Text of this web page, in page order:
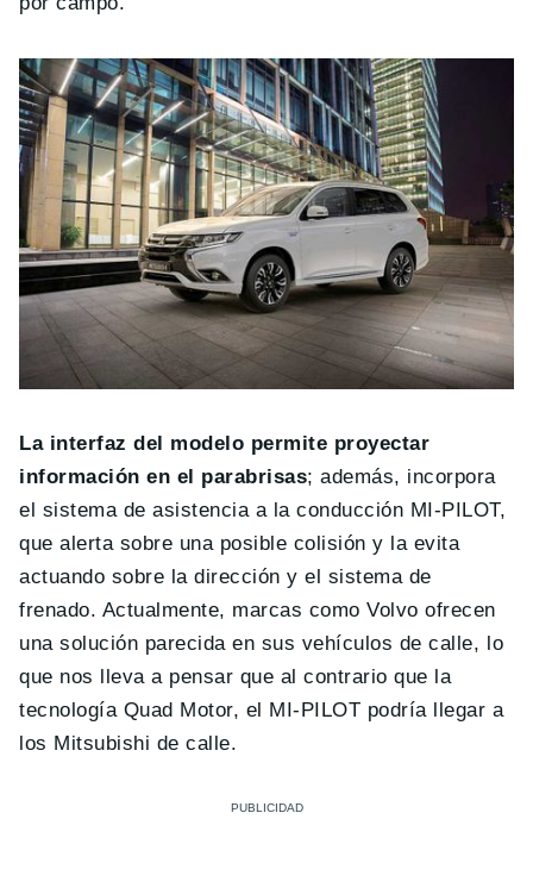
La interfaz del modelo permite proyectar
información en el parabrisas; además, incorpora
el sistema de asistencia a la conducción MI-PILOT,
que alerta sobre una posible colisión y la evita
actuando sobre la dirección y el sistema de
frenado. Actualmente, marcas como Volvo ofrecen
una solución parecida en sus vehículos de calle, lo
que nos lleva a pensar que al contrario que la
tecnología Quad Motor, el MI-PILOT podría llegar a
los Mitsubishi de calle.